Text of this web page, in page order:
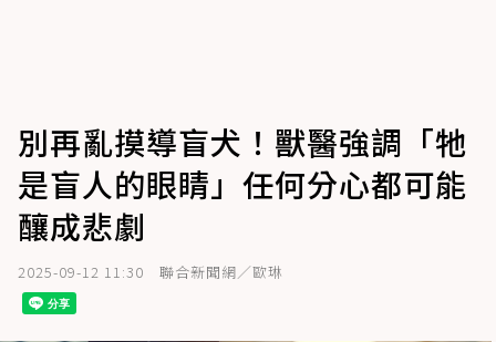
別再亂摸導盲犬！獸醫強調「牠
是盲人的眼睛」任何分心都可能
釀成悲劇
2025-09-12 11:30 聯合新聞網／歐琳